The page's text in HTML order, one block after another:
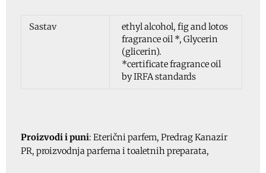
Sastav
ethyl alcohol, fig and lotos
fragrance oil *, Glycerin
(glicerin).
*certificate fragrance oil
by IRFA standards
Proizvodi i puni: Eterični parfem, Predrag Kanazir
PR, proizvodnja parfema i toaletnih preparata,